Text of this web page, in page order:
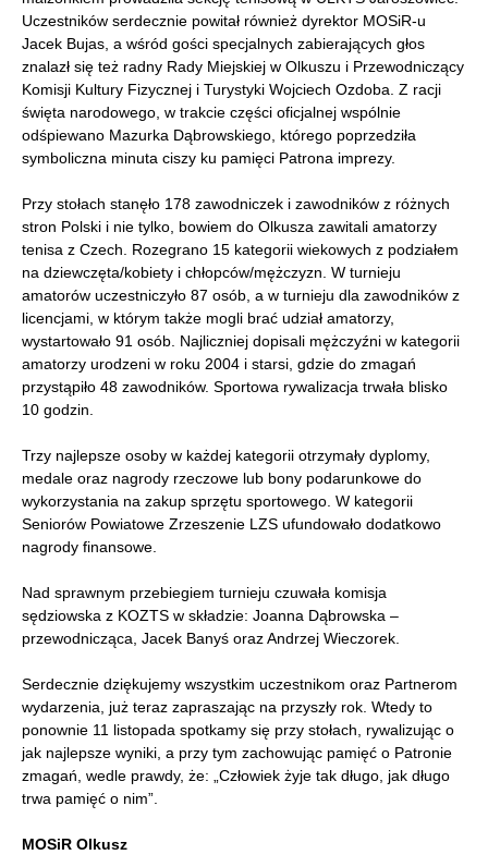
Uczestników serdecznie powitał również dyrektor MOSiR-u
Jacek Bujas, a wśród gości specjalnych zabierających głos
znalazł się też radny Rady Miejskiej w Olkuszu i Przewodniczący
Komisji Kultury Fizycznej i Turystyki Wojciech Ozdoba. Z racji
święta narodowego, w trakcie części oficjalnej wspólnie
odśpiewano Mazurka Dąbrowskiego, którego poprzedziła
symboliczna minuta ciszy ku pamięci Patrona imprezy.
Przy stołach stanęło 178 zawodniczek i zawodników z różnych
stron Polski i nie tylko, bowiem do Olkusza zawitali amatorzy
tenisa z Czech. Rozegrano 15 kategorii wiekowych z podziałem
na dziewczęta/kobiety i chłopców/mężczyzn. W turnieju
amatorów uczestniczyło 87 osób, a w turnieju dla zawodników z
licencjami, w którym także mogli brać udział amatorzy,
wystartowało 91 osób. Najliczniej dopisali mężczyźni w kategorii
amatorzy urodzeni w roku 2004 i starsi, gdzie do zmagań
przystąpiło 48 zawodników. Sportowa rywalizacja trwała blisko
10 godzin.
Trzy najlepsze osoby w każdej kategorii otrzymały dyplomy,
medale oraz nagrody rzeczowe lub bony podarunkowe do
wykorzystania na zakup sprzętu sportowego. W kategorii
Seniorów Powiatowe Zrzeszenie LZS ufundowało dodatkowo
nagrody finansowe.
Nad sprawnym przebiegiem turnieju czuwała komisja
sędziowska z KOZTS w składzie: Joanna Dąbrowska –
przewodnicząca, Jacek Banyś oraz Andrzej Wieczorek.
Serdecznie dziękujemy wszystkim uczestnikom oraz Partnerom
wydarzenia, już teraz zapraszając na przyszły rok. Wtedy to
ponownie 11 listopada spotkamy się przy stołach, rywalizując o
jak najlepsze wyniki, a przy tym zachowując pamięć o Patronie
zmagań, wedle prawdy, że: „Człowiek żyje tak długo, jak długo
trwa pamięć o nim”.
MOSiR Olkusz